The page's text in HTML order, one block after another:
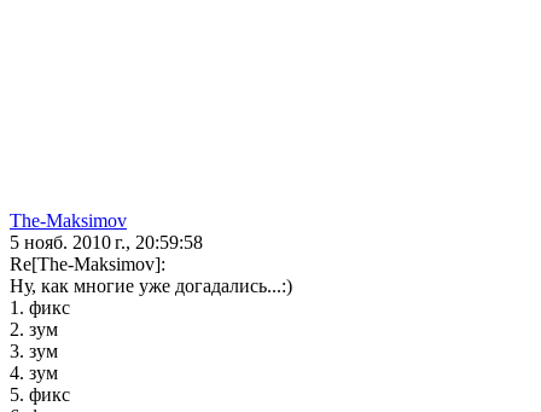
The-Maksimov
5 нояб. 2010 г., 20:59:58
Re[The-Maksimov]:
Ну, как многие уже догадались...:)
1. фикс
2. зум
3. зум
4. зум
5. фикс